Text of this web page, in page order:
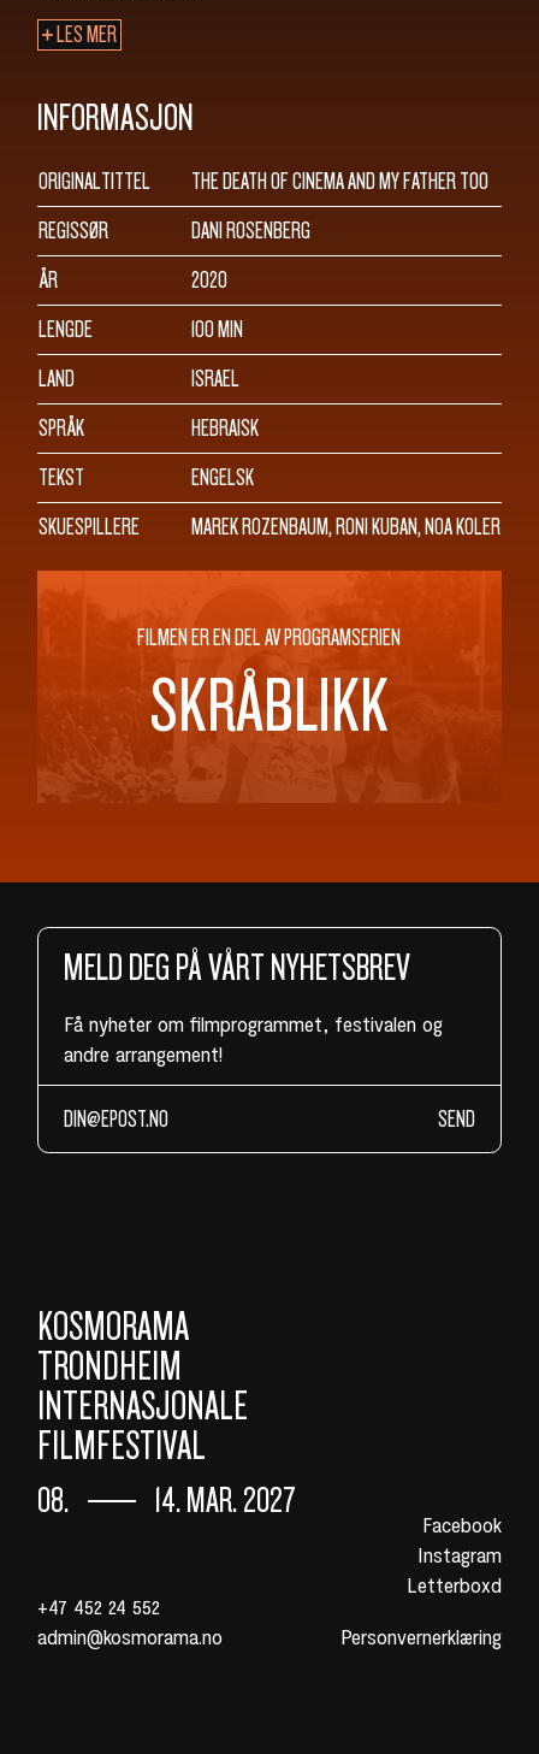
SØK
LES MER
INFORMASJON
ORIGINALTITTEL
THE DEATH OF CINEMA AND MY FATHER TOO
REGISSØR
DANI ROSENBERG
ÅR
2020
LENGDE
100 MIN
LAND
ISRAEL
SPRÅK
HEBRAISK
TEKST
ENGELSK
SKUESPILLERE
MAREK ROZENBAUM, RONI KUBAN, NOA KOLER
FILMEN ER EN DEL AV PROGRAMSERIEN
SKRÅBLIKK
MELD DEG PÅ VÅRT NYHETSBREV
Få nyheter om filmprogrammet, festivalen og
andre arrangement!
SEND
KOSMORAMA
TRONDHEIM
INTERNASJONALE
FILMFESTIVAL
08. 14. MAR. 2027
+47 452 24 552
admin@kosmorama.no
Facebook
Instagram
Letterboxd
Personvernerklæring